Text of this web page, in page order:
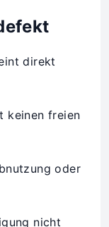
direkt
keinen freien
oder
nicht